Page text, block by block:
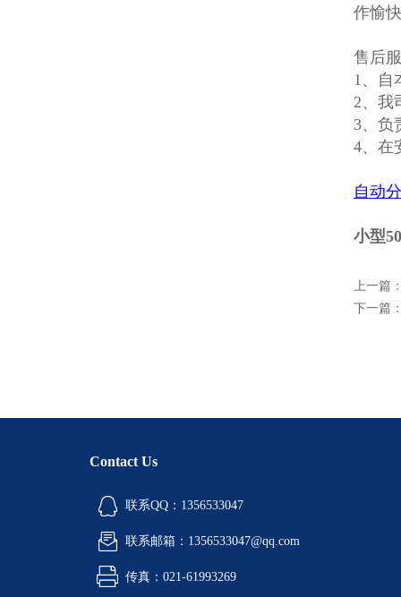
作愉
售后
1、自
2、我
3、负
4、在
自动
小型
上一篇
下一篇
Contact Us
联系QQ：1356533047
联系邮箱：1356533047@qq.com
传真：021-61993269